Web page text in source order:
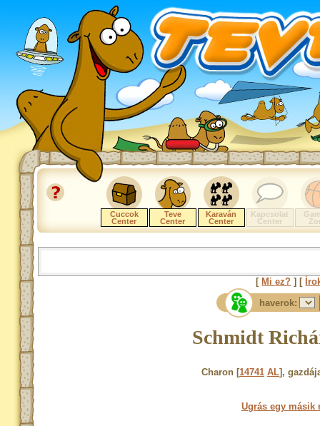
Cuccok
Center
Teve
Center
Karaván
Center
Kapcsolat
Center
[ Mi ez? ] [
haverok:
Schmidt
Charon [14741 AL],
Ugrás egy másik